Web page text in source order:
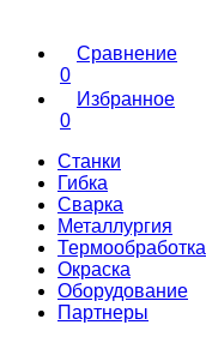
Сравнение
0
Избранное
0
Станки
Гибка
Сварка
Металлургия
Термообработка
Окраска
Оборудование
Партнеры